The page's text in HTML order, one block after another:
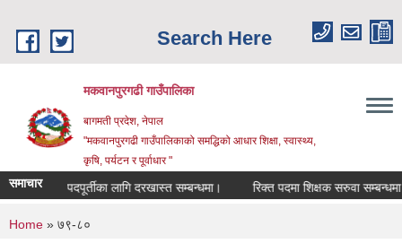
Search Here
मकवानपुरगढी गाउँपालिका
बागमती प्रदेश, नेपाल
"मकवानपुरगढी गाउँपालिकाको समद्धिको आधार शिक्षा, स्‍वास्‍थ्‍य,
कृषि, पर्यटन र पूर्वाधार "
समाचारपदपूर्तीका लागि दरखास्त सम्बन्धमा। रिक्त पदमा शिक्षक सरुवा सम्बन्धमा।
You are here
Home » ७९-८०